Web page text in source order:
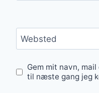
Websted
Gem mit navn,
til næste gang jeg